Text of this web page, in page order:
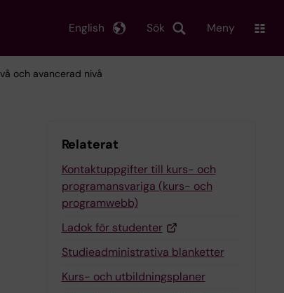
Sök
English Meny
och avancerad nivå
Relaterat
Kontaktuppgifter till kurs- och
programansvariga (kurs- och
programwebb)
Ladok för studenter
Studieadministrativa blanketter
Kurs- och utbildningsplaner